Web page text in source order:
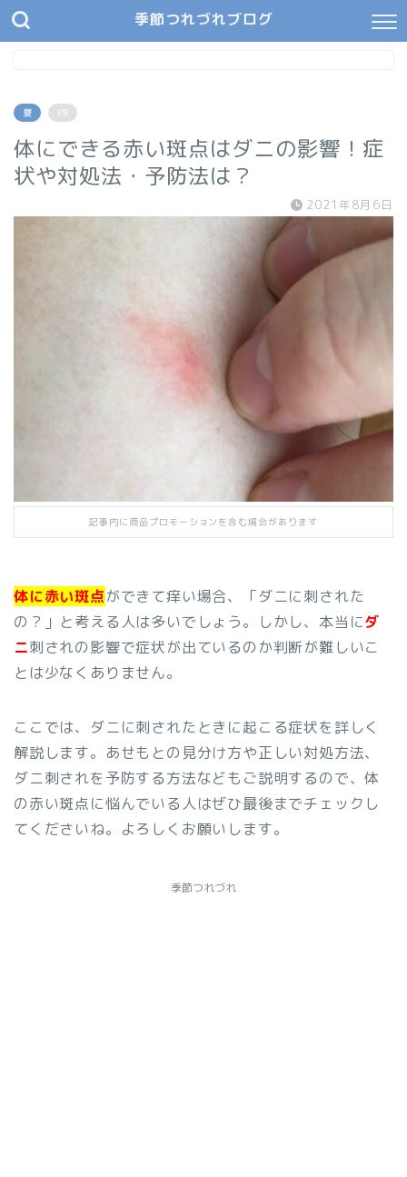
季節つれづれブログ
夏 PR
体にできる赤い斑点はダニの影響！症
状や対処法・予防法は？
2021年8月6日
記事内に商品プロモーションを含む場合があります
体に赤い斑点ができて痒い場合、「ダニに刺された
の？」と考える人は多いでしょう。しかし、本当にダ
ニ刺されの影響で症状が出ているのか判断が難しいこ
とは少なくありません。
ここでは、ダニに刺されたときに起こる症状を詳しく
解説します。あせもとの見分け方や正しい対処方法、
ダニ刺されを予防する方法などもご説明するので、体
の赤い斑点に悩んでいる人はぜひ最後までチェックし
てくださいね。よろしくお願いします。
季節つれづれ